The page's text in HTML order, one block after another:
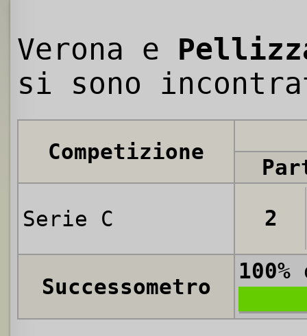
Verona e
si sono
Competizione
Serie C 2
Successometro
100%